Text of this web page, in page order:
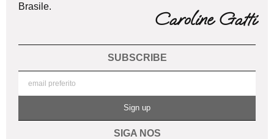
Brasile.
Caroline Gatti
SUBSCRIBE
Sign up
SIGA NOS